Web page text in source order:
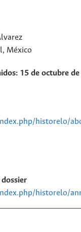
México
15 de octubre
historelo/
historelo/